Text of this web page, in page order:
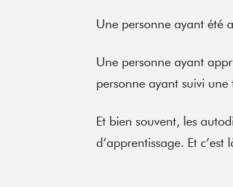
Une personne ayant été
Une personne ayant
personne ayant suivi
Et bien souvent, les
d’apprentissage. Et